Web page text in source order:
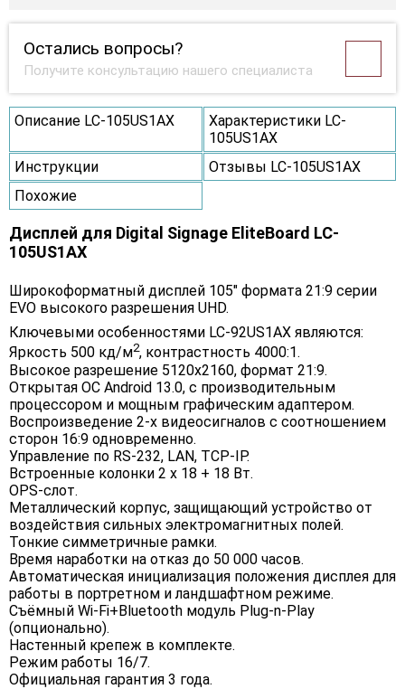
Остались вопросы?
Получите консультацию нашего специалиста
Описание LC-105US1AX
Характеристики LC-
105US1AX
Инструкции
Отзывы LC-105US1AX
Похожие
Дисплей для Digital Signage EliteBoard LC-
105US1AX
Широкоформатный дисплей 105" формата 21:9 серии
EVO высокого разрешения UHD.
Ключевыми особенностями LC-92US1AX являются:
Яркость 500 кд/м2, контрастность 4000:1.
Высокое разрешение 5120х2160, формат 21:9.
Открытая ОС Android 13.0, c производительным
процессором и мощным графическим адаптером.
Воспроизведение 2-х видеосигналов с соотношением
сторон 16:9 одновременно.
Управление по RS-232, LAN, TCP-IP.
Встроенные колонки 2 х 18 + 18 Вт.
OPS-слот.
Металлический корпус, защищающий устройство от
воздействия сильных электромагнитных полей.
Тонкие симметричные рамки.
Время наработки на отказ до 50 000 часов.
Автоматическая инициализация положения дисплея для
работы в портретном и ландшафтном режиме.
Съёмный Wi-Fi+Bluetooth модуль Plug-n-Play
(опционально).
Настенный крепеж в комплекте.
Режим работы 16/7.
Официальная гарантия 3 года.